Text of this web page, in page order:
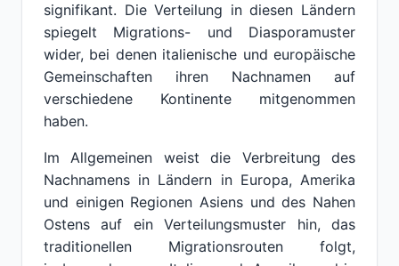
signifikant. Die Verteilung in diesen Ländern
spiegelt Migrations- und Diasporamuster
wider, bei denen italienische und europäische
Gemeinschaften ihren Nachnamen auf
verschiedene Kontinente mitgenommen
haben.
Im Allgemeinen weist die Verbreitung des
Nachnamens in Ländern in Europa, Amerika
und einigen Regionen Asiens und des Nahen
Ostens auf ein Verteilungsmuster hin, das
traditionellen Migrationsrouten folgt,